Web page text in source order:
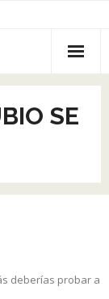
SE
deberías probar a